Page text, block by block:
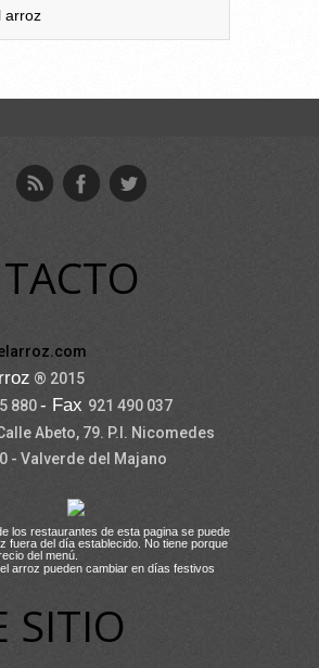
arroz
® 2015
880- Fax 921 490 037
Abeto, 79. P.I. Nicomedes
- Valverde del Majano
los restaurantes de esta pagina se puede
fuera del día establecido. No tiene porque
del menú.
arroz pueden cambiar en días festivos
SITIO